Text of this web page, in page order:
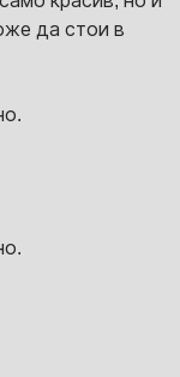
да стои в